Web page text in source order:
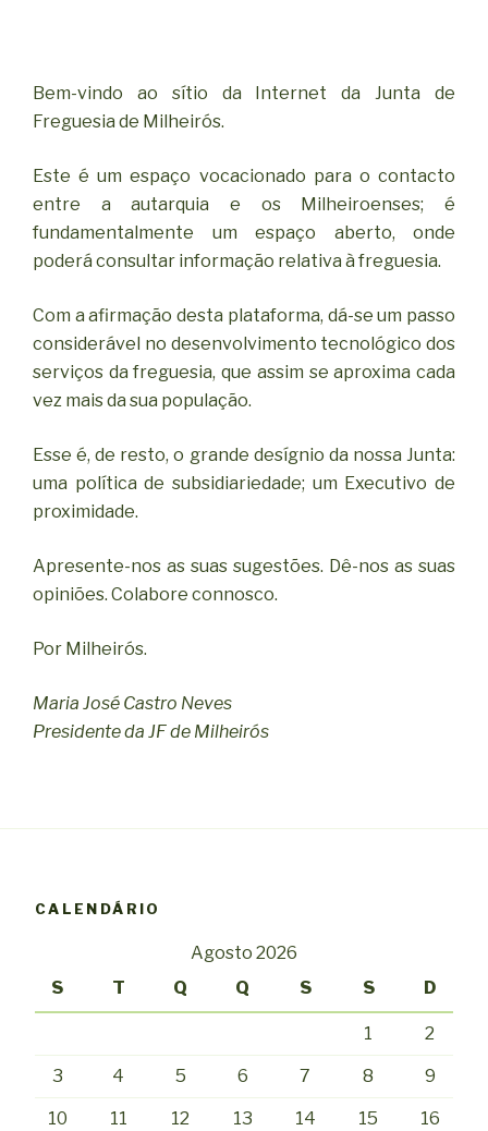
Bem-vindo ao sítio da Internet da Junta de
Freguesia de Milheirós.
Este é um espaço vocacionado para o contacto
entre a autarquia e os Milheiroenses; é
fundamentalmente um espaço aberto, onde
poderá consultar informação relativa à freguesia.
Com a afirmação desta plataforma, dá-se um passo
considerável no desenvolvimento tecnológico dos
serviços da freguesia, que assim se aproxima cada
vez mais da sua população.
Esse é, de resto, o grande desígnio da nossa Junta:
uma política de subsidiariedade; um Executivo de
proximidade.
Apresente-nos as suas sugestões. Dê-nos as suas
opiniões. Colabore connosco.
Por Milheirós.
Maria José Castro Neves
Presidente da JF de Milheirós
CALENDÁRIO
Agosto 2026
S
T Q Q S S D
1 2
3 4 5 6 7 8 9
10 11 12 13 14 15 16